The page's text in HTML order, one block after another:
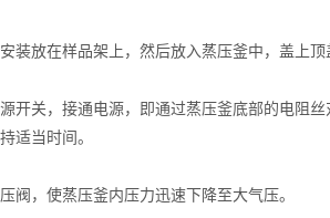
放在样品架上，然后放入蒸压釜中，盖上顶
关，接通电源，即通过蒸压釜底部的电阻丝
适当时间。
，使蒸压釜内压力迅速下降至大气压。